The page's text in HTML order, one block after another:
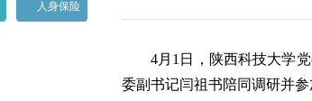
人身保险
4月1日，陕西科技大学
委副书记闫祖书陪同调研并参